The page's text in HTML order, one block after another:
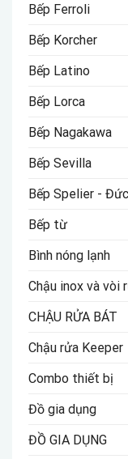
Bếp Ferroli
Bếp Korcher
Bếp Latino
Bếp Lorca
Bếp Nagakawa
Bếp Sevilla
Bếp Spelier - Đức
Bếp từ
Bình nóng lạnh
Chậu inox và vòi
CHẬU RỬA BÁT
Chậu rửa Keeper
Combo thiết bị
Đồ gia dụng
ĐỒ GIA DỤNG